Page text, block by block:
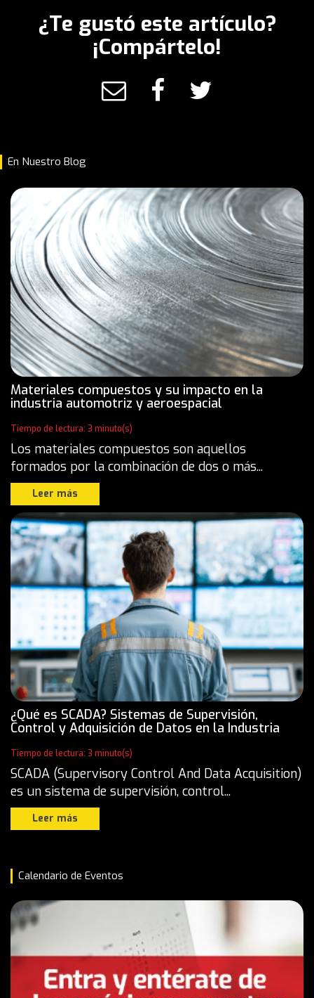
¿Te gustó este artículo?
¡Compártelo!
En Nuestro Blog
Materiales compuestos y su impacto en la
industria automotriz y aeroespacial
Tiempo de lectura: 3 minuto(s)
Los materiales compuestos son aquellos
formados por la combinación de dos o más...
Leer más
¿Qué es SCADA? Sistemas de Supervisión,
Control y Adquisición de Datos en la Industria
Tiempo de lectura: 3 minuto(s)
SCADA (Supervisory Control And Data Acquisition)
es un sistema de supervisión, control...
Leer más
Calendario de Eventos